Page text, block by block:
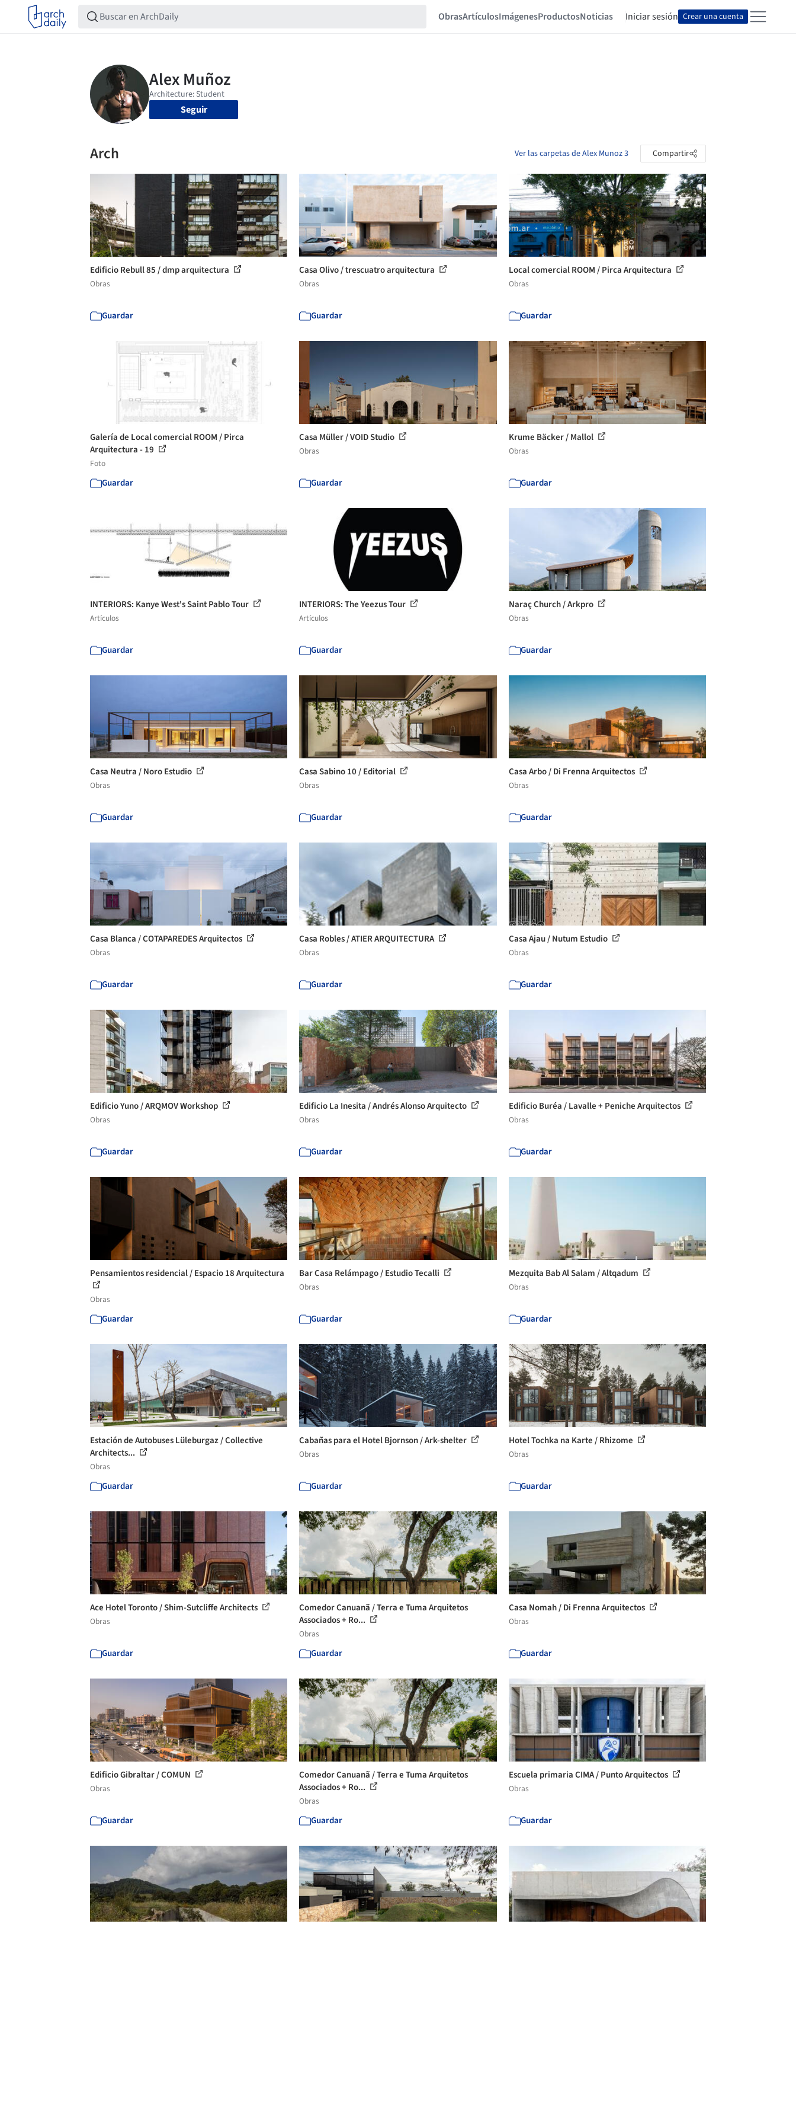
ObrasArtículosImágenesProductosNoticias Iniciar sesión Crear una cuenta
Seguir
Arch Ver las carpetas de Alex Munoz 3 Compartir
Edificio Rebull 85 / dmp arquitectura
Obras
Guardar
Casa Olivo / trescuatro arquitectura
Obras
Guardar
Local comercial ROOM / Pirca Arquitectura
Obras
Guardar
Galería de Local comercial ROOM / Pirca
Arquitectura - 19
Foto
Guardar
Casa Müller / VOID Studio
Obras
Guardar
Krume Bäcker / Mallol
Obras
Guardar
INTERIORS: Kanye West's Saint Pablo Tour
Artículos
Guardar
INTERIORS: The Yeezus Tour
Artículos
Guardar
Naraç Church / Arkpro
Obras
Guardar
Casa Neutra / Noro Estudio
Obras
Guardar
Casa Sabino 10 / Editorial
Obras
Guardar
Casa Arbo / Di Frenna Arquitectos
Obras
Guardar
Casa Blanca / COTAPAREDES Arquitectos
Obras
Guardar
Casa Robles / ATIER ARQUITECTURA
Obras
Guardar
Casa Ajau / Nutum Estudio
Obras
Guardar
Edificio Yuno / ARQMOV Workshop
Obras
Guardar
Edificio La Inesita / Andrés Alonso Arquitecto
Obras
Guardar
Edificio Buréa / Lavalle + Peniche Arquitectos
Obras
Guardar
Pensamientos residencial / Espacio 18 Arquitectura
Obras
Guardar
Bar Casa Relámpago / Estudio Tecalli
Obras
Guardar
Mezquita Bab Al Salam / Altqadum
Obras
Guardar
Estación de Autobuses Lüleburgaz / Collective
Architects...
Obras
Guardar
Cabañas para el Hotel Bjornson / Ark-shelter
Obras
Guardar
Hotel Tochka na Karte / Rhizome
Obras
Guardar
Ace Hotel Toronto / Shim-Sutcliffe Architects
Obras
Guardar
Comedor Canuanã / Terra e Tuma Arquitetos
Associados + Ro...
Obras
Guardar
Casa Nomah / Di Frenna Arquitectos
Obras
Guardar
Edificio Gibraltar / COMUN
Obras
Guardar
Comedor Canuanã / Terra e Tuma Arquitetos
Associados + Ro...
Obras
Guardar
Escuela primaria CIMA / Punto Arquitectos
Obras
Guardar